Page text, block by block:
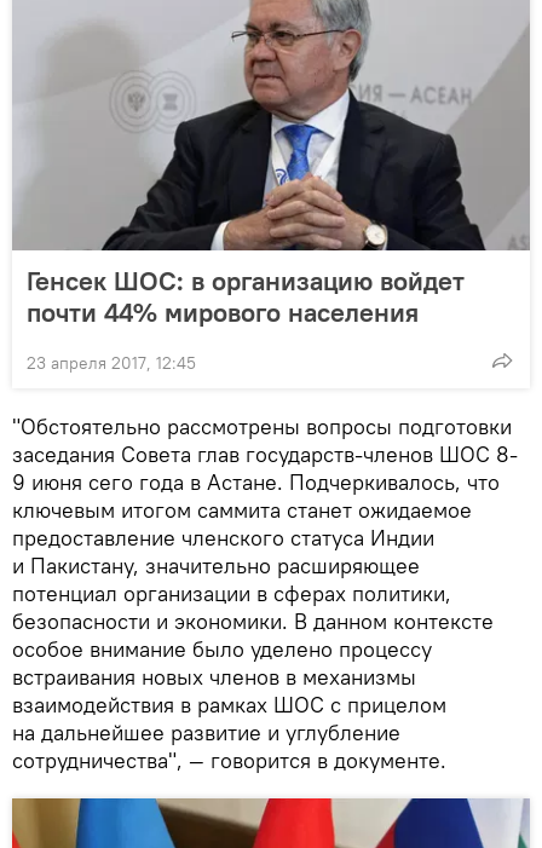
Генсек ШОС: в организацию войдет
почти 44% мирового населения
23 апреля 2017, 12:45
"Обстоятельно рассмотрены вопросы подготовки
заседания Совета глав государств-членов ШОС 8-
9 июня сего года в Астане. Подчеркивалось, что
ключевым итогом саммита станет ожидаемое
предоставление членского статуса Индии
и Пакистану, значительно расширяющее
потенциал организации в сферах политики,
безопасности и экономики. В данном контексте
особое внимание было уделено процессу
встраивания новых членов в механизмы
взаимодействия в рамках ШОС с прицелом
на дальнейшее развитие и углубление
сотрудничества", — говорится в документе.